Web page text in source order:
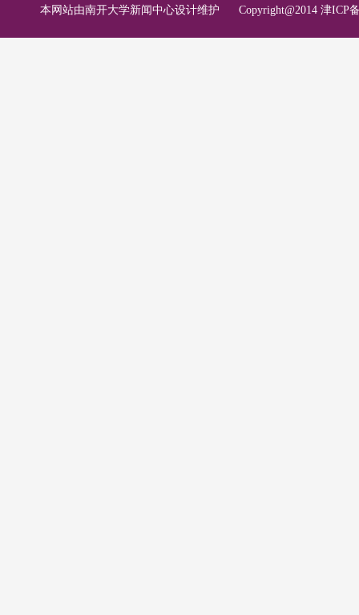
本网站由南开大学新闻中心设计维护 Copyright@2014 津ICP